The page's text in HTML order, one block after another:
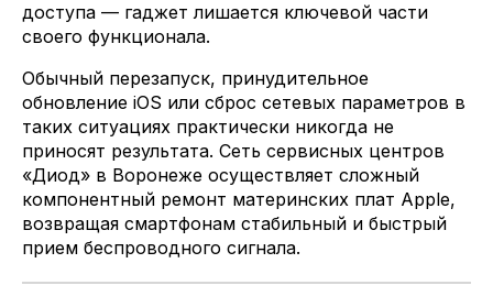
доступа — гаджет лишается ключевой части
своего функционала.
Обычный перезапуск, принудительное
обновление iOS или сброс сетевых параметров в
таких ситуациях практически никогда не
приносят результата. Сеть сервисных центров
«Диод» в Воронеже осуществляет сложный
компонентный ремонт материнских плат Apple,
возвращая смартфонам стабильный и быстрый
прием беспроводного сигнала.